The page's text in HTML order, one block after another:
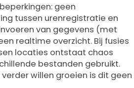
geen
tussen urenregistratie en
van gegevens (met
realtime overzicht. Bij fusies
locaties ontstaat chaos
bestanden gebruikt.
willen groeien is dit geen